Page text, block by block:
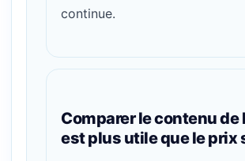
continue.
Comparer le contenu de
est plus utile que le prix